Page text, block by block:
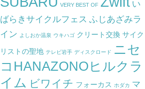
VERY BEST OF
い
ばらきサイクルフェス ふじあざみラ
イン よしおか温泉 ウキハゴ クリート交換 サイク
リストの聖地 テレビ岩手 ディスクロード ニセ
コHANAZONOヒルクラ
イム ビワイチ フォーカス ホダカ マ